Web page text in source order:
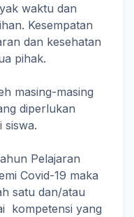
waktu dan
Kesempatan
dan kesehatan
pihak.
masing-masing
diperlukan
siswa.
Pelajaran
Covid-19 maka
satu dan/atau
kompetensi yang